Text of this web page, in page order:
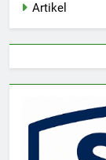
Artikel